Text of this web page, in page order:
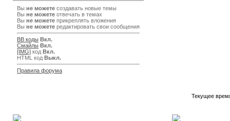
Вы не можете создавать новые темы
Вы не можете отвечать в темах
Вы не можете прикреплять вложения
Вы не можете редактировать свои сообщения
BB коды Вкл.
Смайлы Вкл.
[IMG] код Вкл.
HTML код Выкл.
Правила форума
Текущее